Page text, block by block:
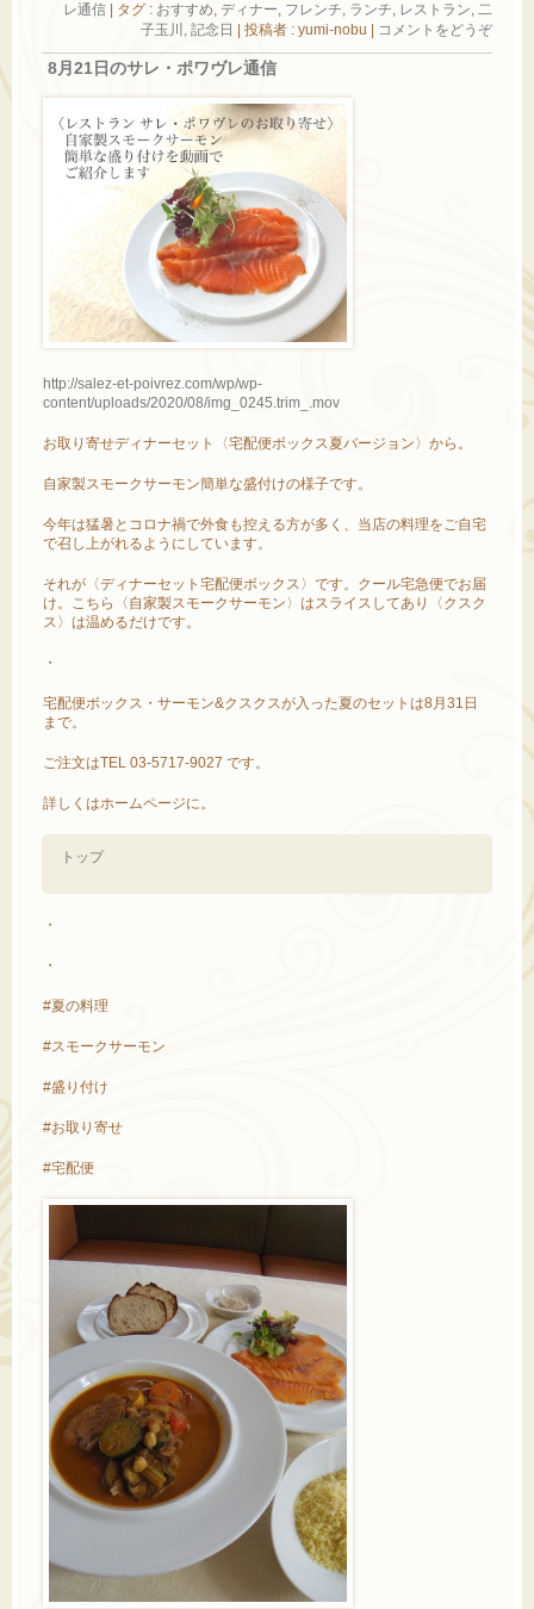
レ通信
タグ : おすすめ, ディナー, フレンチ, ランチ, レストラン, 二
子玉川 , 記念日 投稿者 : yumi-nobu コメントをどうぞ
8月21日のサレ・ポワヴレ通信
http://salez-et-poivrez.com/wp/wp-
content/uploads/2020/08/img_0245.trim_.mov
お取り寄せディナーセット〈宅配便ボックス夏バージョン〉から。
自家製スモークサーモン簡単な盛付けの様子です。
今年は猛暑とコロナ禍で外食も控える方が多く、当店の料理をご自宅
で召し上がれるようにしています。
それが〈ディナーセット宅配便ボックス〉です。クール宅急便でお届
け。こちら〈自家製スモークサーモン〉はスライスしてあり〈クスク
ス〉は温めるだけです。
・
宅配便ボックス・サーモン&クスクスが入った夏のセットは8月31日
まで。
ご注文はTEL 03-5717-9027 です。
詳しくはホームページに。
トップ
・
・
#夏の料理
#スモークサーモン
#盛り付け
#お取り寄せ
#宅配便